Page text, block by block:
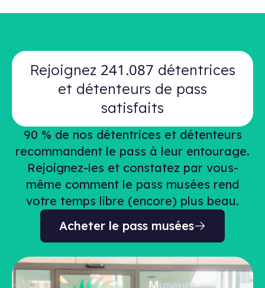
Rejoignez 241.087 détentrices
et détenteurs de pass
satisfaits
90 % de nos détentrices et détenteurs
recommandent le pass à leur entourage.
Rejoignez-les et constatez par vous-
même comment le pass musées rend
votre temps libre (encore) plus beau.
Acheter le pass musées